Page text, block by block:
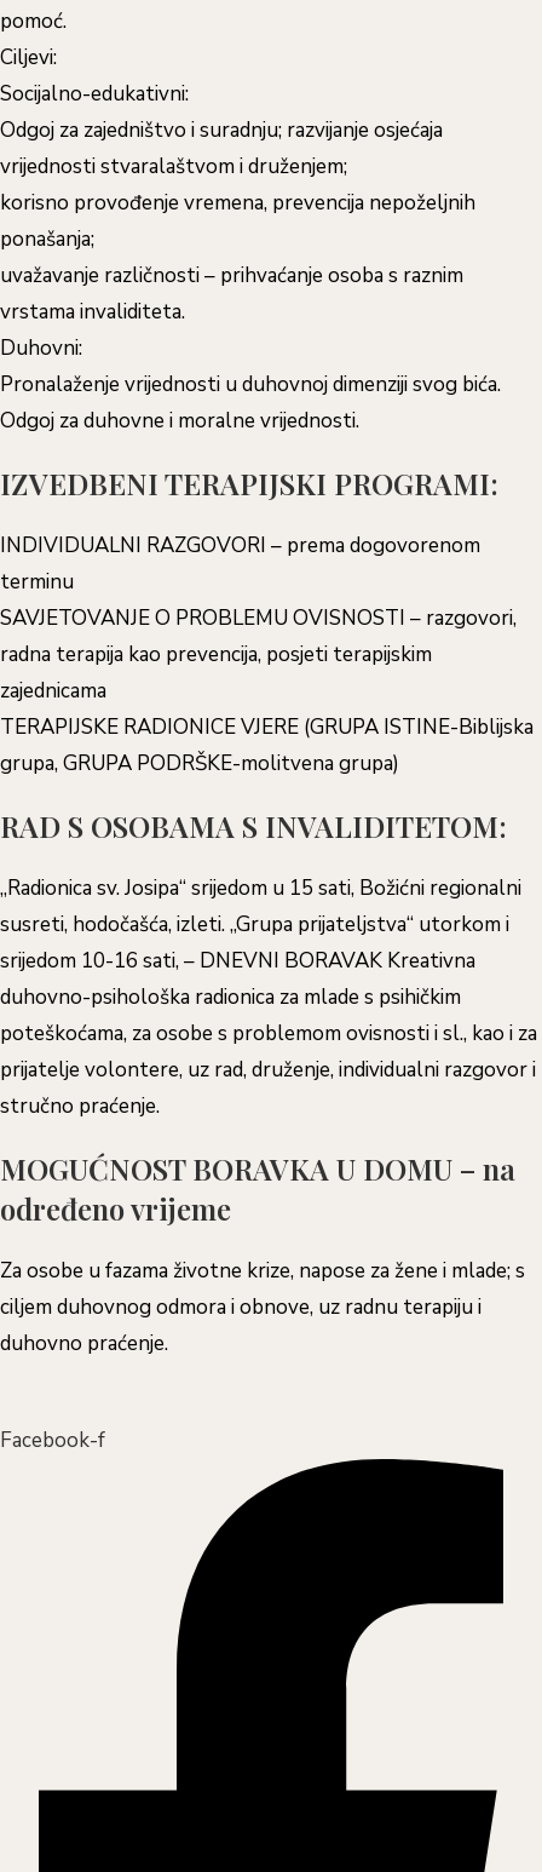
pomoć.
Ciljevi:
Socijalno-edukativni:
Odgoj za zajedništvo i suradnju; razvijanje osjećaja
vrijednosti stvaralaštvom i druženjem;
korisno provođenje vremena, prevencija nepoželjnih
ponašanja;
uvažavanje različnosti – prihvaćanje osoba s raznim
vrstama invaliditeta.
Duhovni:
Pronalaženje vrijednosti u duhovnoj dimenziji svog bića.
Odgoj za duhovne i moralne vrijednosti.
IZVEDBENI TERAPIJSKI PROGRAMI:
INDIVIDUALNI RAZGOVORI – prema dogovorenom
terminu
SAVJETOVANJE O PROBLEMU OVISNOSTI – razgovori,
radna terapija kao prevencija, posjeti terapijskim
zajednicama
TERAPIJSKE RADIONICE VJERE (GRUPA ISTINE-Biblijska
grupa, GRUPA PODRŠKE-molitvena grupa)
RAD S OSOBAMA S INVALIDITETOM:
„Radionica sv. Josipa“ srijedom u 15 sati, Božićni regionalni
susreti, hodočašća, izleti. „Grupa prijateljstva“ utorkom i
srijedom 10-16 sati, – DNEVNI BORAVAK Kreativna
duhovno-psihološka radionica za mlade s psihičkim
poteškoćama, za osobe s problemom ovisnosti i sl., kao i za
prijatelje volontere, uz rad, druženje, individualni razgovor i
stručno praćenje.
MOGUĆNOST BORAVKA U DOMU – na
određeno vrijeme
Za osobe u fazama životne krize, napose za žene i mlade; s
ciljem duhovnog odmora i obnove, uz radnu terapiju i
duhovno praćenje.
Facebook-f